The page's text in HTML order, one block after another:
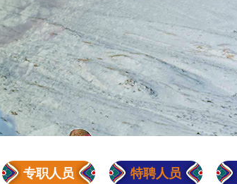
专职人员 特聘人员